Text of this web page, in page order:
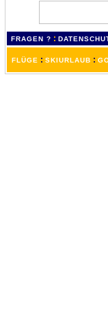
FRAGEN ? :
FLÜGE : SKIURLAUB :